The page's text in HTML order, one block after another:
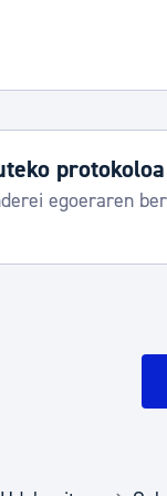
protokoloa
egoeraren